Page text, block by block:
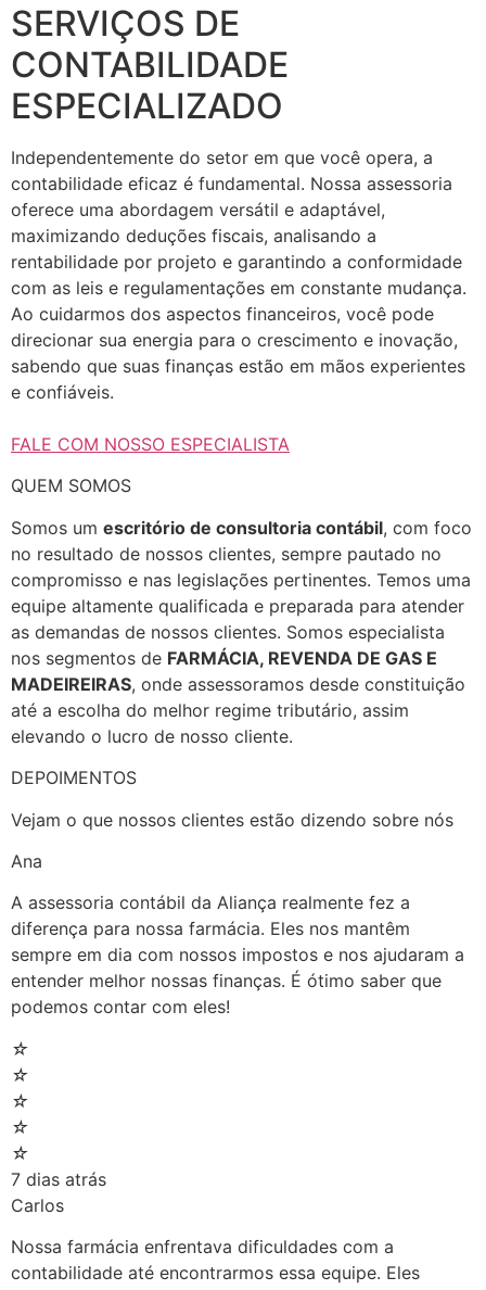
SERVIÇOS DE
CONTABILIDADE
ESPECIALIZADO
Independentemente do setor em que você opera, a
contabilidade eficaz é fundamental. Nossa assessoria
oferece uma abordagem versátil e adaptável,
maximizando deduções fiscais, analisando a
rentabilidade por projeto e garantindo a conformidade
com as leis e regulamentações em constante mudança.
Ao cuidarmos dos aspectos financeiros, você pode
direcionar sua energia para o crescimento e inovação,
sabendo que suas finanças estão em mãos experientes
e confiáveis.
FALE COM NOSSO ESPECIALISTA
QUEM SOMOS
Somos um escritório de consultoria contábil, com foco
no resultado de nossos clientes, sempre pautado no
compromisso e nas legislações pertinentes. Temos uma
equipe altamente qualificada e preparada para atender
as demandas de nossos clientes. Somos especialista
nos segmentos de FARMÁCIA, REVENDA DE GAS E
MADEIREIRAS, onde assessoramos desde constituição
até a escolha do melhor regime tributário, assim
elevando o lucro de nosso cliente.
DEPOIMENTOS
Vejam o que nossos clientes estão dizendo sobre nós
Ana
A assessoria contábil da Aliança realmente fez a
diferença para nossa farmácia. Eles nos mantêm
sempre em dia com nossos impostos e nos ajudaram a
entender melhor nossas finanças. É ótimo saber que
podemos contar com eles!
☆
☆
☆
☆
☆
7 dias atrás
Carlos
Nossa farmácia enfrentava dificuldades com a
contabilidade até encontrarmos essa equipe. Eles